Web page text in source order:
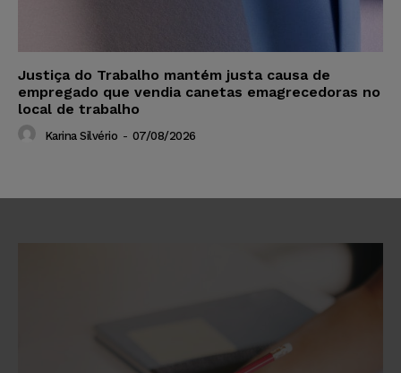
Justiça do Trabalho mantém justa causa de
empregado que vendia canetas emagrecedoras no
local de trabalho
Karina Silvério - 07/08/2026